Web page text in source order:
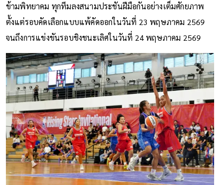
ข้ามพิทยาคม ทุกทีมลงสนามประชันฝีมือกันอย่างเต็มศักยภาพ
ตั้งแต่รอบคัดเลือกแบบแพ้คัดออกในวันที่ 23 พฤษภาคม 2569
จนถึงการแข่งขันรอบชิงชนะเลิศในวันที่ 24 พฤษภาคม 2569